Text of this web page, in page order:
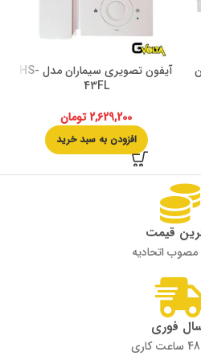
آیفون تصویری سیماران مدل HS-
43FL
2,629,200تومان
افزودن به سبد خرید
قیمت
اتحادیه
فوری